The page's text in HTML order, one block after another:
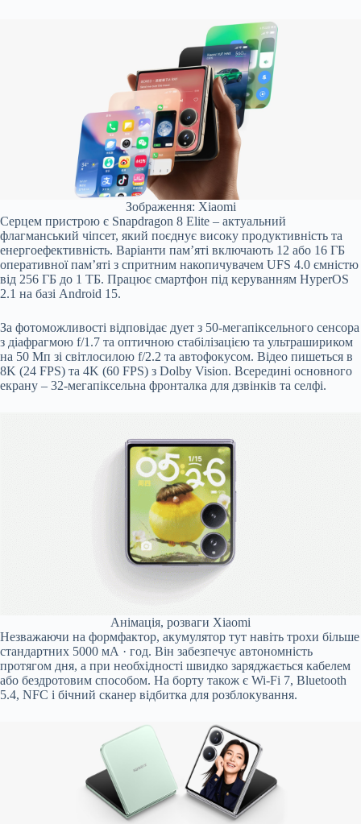
Зображення: Xiaomi
Серцем пристрою є Snapdragon 8 Elite – актуальний
флагманський чіпсет, який поєднує високу продуктивність та
енергоефективність. Варіанти пам’яті включають 12 або 16 ГБ
оперативної пам’яті з спритним накопичувачем UFS 4.0 ємністю
від 256 ГБ до 1 ТБ. Працює смартфон під керуванням HyperOS
2.1 на базі Android 15.
За фотоможливості відповідає дует з 50-мегапіксельного сенсора
з діафрагмою f/1.7 та оптичною стабілізацією та ультрашириком
на 50 Мп зі світлосилою f/2.2 та автофокусом. Відео пишеться в
8K (24 FPS) та 4K (60 FPS) з Dolby Vision. Всередині основного
екрану – 32-мегапіксельна фронталка для дзвінків та селфі.
Анімація, розваги Xiaomi
Незважаючи на формфактор, акумулятор тут навіть трохи більше
стандартних 5000 мА · год. Він забезпечує автономність
протягом дня, а при необхідності швидко заряджається кабелем
або бездротовим способом. На борту також є Wi-Fi 7, Bluetooth
5.4, NFC і бічний сканер відбитка для розблокування.